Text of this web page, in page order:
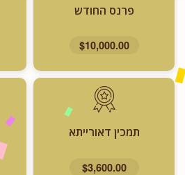
פרנס החודש
$10,000.00
תמכין דאורייתא
$3,600.00